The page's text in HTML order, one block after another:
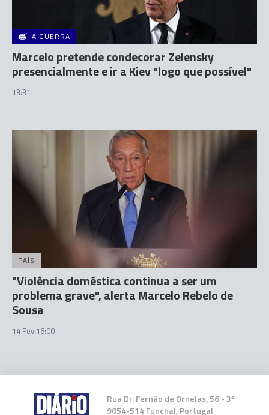
A GUERRA
Marcelo pretende condecorar Zelensky
presencialmente e ir a Kiev "logo que possível"
13:31
PAÍS
"Violência doméstica continua a ser um
problema grave", alerta Marcelo Rebelo de
Sousa
14 Fev 16:00
Rua Dr. Fernão de Ornelas, 56 - 3º
9054-514 Funchal, Portugal